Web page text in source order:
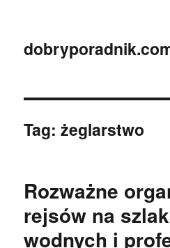
Tag:żeglarstwo
Rozważne
rejsów na
wodnych i